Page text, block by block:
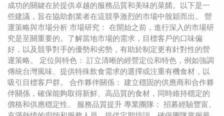
成功的關鍵在於提供卓越的服務品質和美味的菜餚。以下是一
些建議，旨在協助創業者在這競爭激烈的市場中脫穎而出。 營
運策略與市場分析 市場研究： 在開始之前，進行深入的市場研
究是至關重要的。了解當地市場的需求，目標客戶的口味偏
好，以及競爭對手的優勢和劣勢，有助於制定更有針對性的營
運策略。 定位與特色： 訂立清晰的經營定位和特色，例如強調
傳統台灣風味、提供特殊飲食需求的選擇或注重有機食材，以
吸引目標客戶群。 合作夥伴關係： 建立穩固的供應商和合作夥
伴關係，確保能夠取得新鮮、高品質的食材，同時維持穩定的
價格和供應穩定性。 服務品質提升 專業團隊： 招募經驗豐富、